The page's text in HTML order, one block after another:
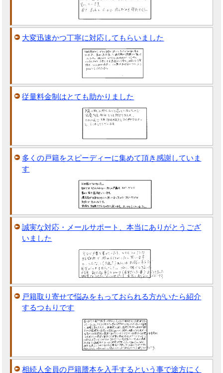
大変迅速かつ丁寧に対応してもらいました
従量料金制はとても助かりました
多くの戸籍をスピーディーに集めて頂き感謝していま
す
誠実な対応・メールサポート、本当にありがとうござ
いました
戸籍取り寄せで悩みをもっておられる方がいたら紹介
するつもりです
相続人全員の戸籍謄本を入手するという事で途方にく